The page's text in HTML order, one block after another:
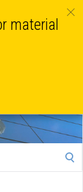
material